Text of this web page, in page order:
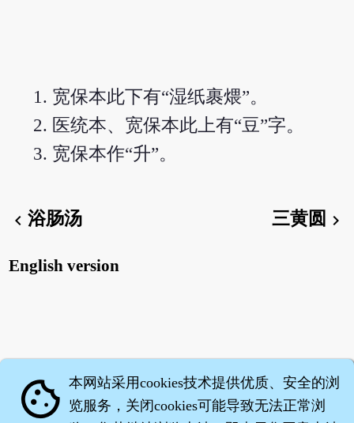
宽保本此下有“湿纸裹煨”。
医统本、宽保本此上有“豆”字。
宽保本作“升”。
chevron_left浴肠汤 三黄圆 chevron_right
English version
cookie 本网站采用cookies技术提供优质、安全的浏
览服务，关闭cookies可能导致无法正常浏